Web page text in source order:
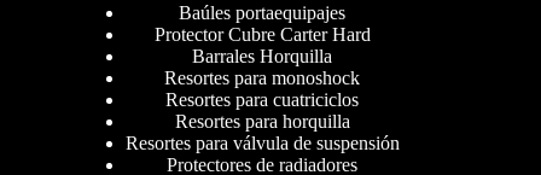
Baúles portaequipajes
Protector Cubre Carter Hard
Barrales Horquilla
Resortes para monoshock
Resortes para cuatriciclos
Resortes para horquilla
Resortes para válvula de suspensión
Protectores de radiadores